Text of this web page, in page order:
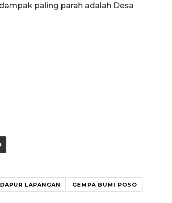
paling parah adalah Desa
DAPUR LAPANGAN GEMPA BUMI POSO